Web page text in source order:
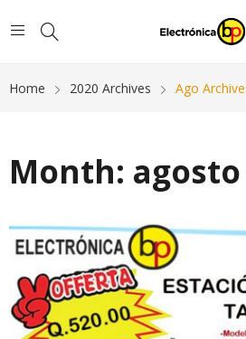
Home 2020 Archives Ago
Month: agosto